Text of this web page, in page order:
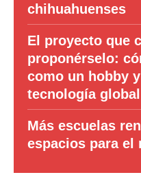
chihuahuenses
El proyecto que
proponérselo:
como un hobby
tecnología global
Más escuelas
espacios para el